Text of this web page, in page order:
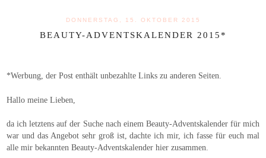
DONNERSTAG, 15. OKTOBER 2015
BEAUTY-ADVENTSKALENDER 2015*
*Werbung, der Post enthält unbezahlte Links zu anderen Seiten.
Hallo meine Lieben,
da ich letztens auf der Suche nach einem Beauty-Adventskalender für mich
war und das Angebot sehr groß ist, dachte ich mir, ich fasse für euch mal
alle mir bekannten Beauty-Adventskalender hier zusammen.